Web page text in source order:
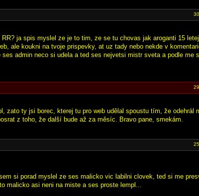
ja spis myslel ze je to tim, ze se tu chovas jak aroganti 15
ale koukni na tvoje prispevky, at uz tady nebo nekde v
admin neco si udela a ted ses nejvetsi mistr sveta a podle me
zato ty jsi borec, kterej tu pro web udělal spoustu tím, že odehrál
z toho, že další bude až za měsíc. Bravo pane, smekám.
si porad myslel ze ses malicko vic labilni clovek, ted si me
malicko asi neni na miste a ses proste lempl...